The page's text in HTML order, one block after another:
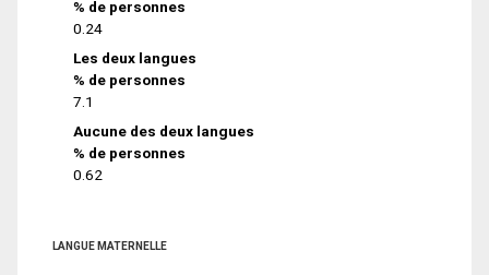
% de personnes
0.24
Les deux langues
% de personnes
7.1
Aucune des deux langues
% de personnes
0.62
LANGUE MATERNELLE